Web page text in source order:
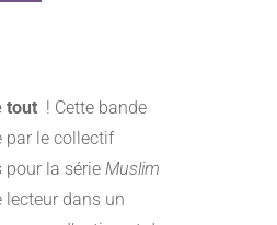
tout ! Cette bande
par le collectif
pour la série Muslim
lecteur dans un